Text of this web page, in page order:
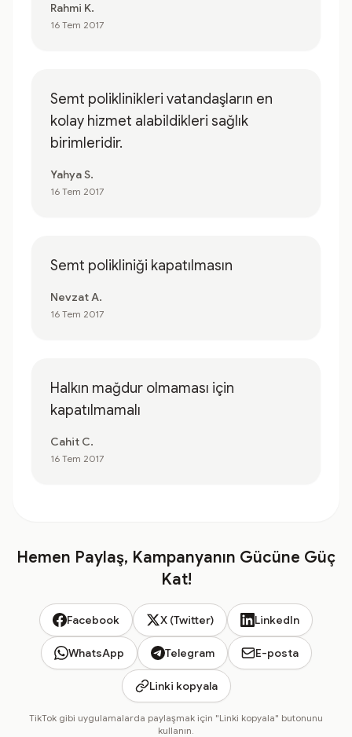
Rahmi K.
16 Tem 2017
Semt poliklinikleri vatandaşların en
kolay hizmet alabildikleri sağlık
birimleridir.
Yahya S.
16 Tem 2017
Semt polikliniği kapatılmasın
Nevzat A.
16 Tem 2017
Halkın mağdur olmaması için
kapatılmamalı
Cahit C.
16 Tem 2017
Hemen Paylaş, Kampanyanın Gücüne Güç
Kat!
Facebook X (Twitter) LinkedIn
WhatsApp Telegram E-posta
Linki kopyala
TikTok gibi uygulamalarda paylaşmak için "Linki kopyala" butonunu
kullanın.